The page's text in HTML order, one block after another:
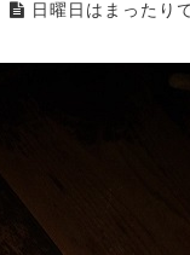
日曜日はまったり